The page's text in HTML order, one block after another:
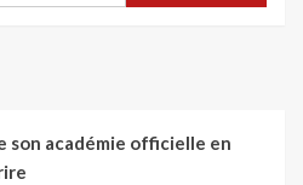
son académie officielle en